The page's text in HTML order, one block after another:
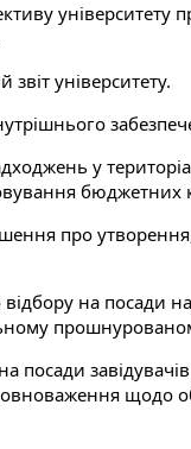
університету
університету.
у
бюджетних
про
на посади
щодо